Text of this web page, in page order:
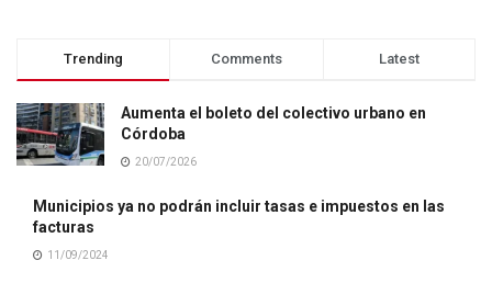
Trending Comments Latest
Aumenta el boleto del colectivo urbano en
Córdoba
20/07/2026
Municipios ya no podrán incluir tasas e impuestos en las
facturas
11/09/2024